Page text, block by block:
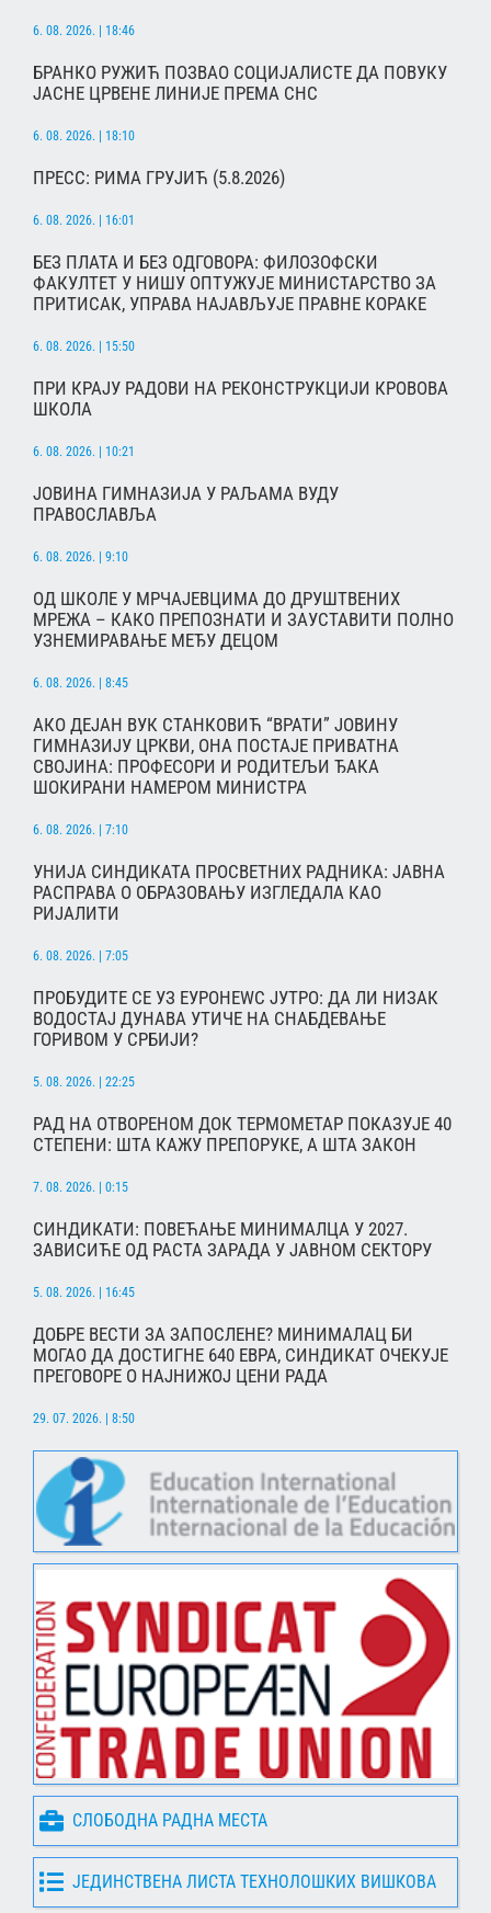
6. 08. 2026. | 18:46
БРАНКО РУЖИЋ ПОЗВАО СОЦИЈАЛИСТЕ ДА ПОВУКУ
ЈАСНЕ ЦРВЕНЕ ЛИНИЈЕ ПРЕМА СНС
6. 08. 2026. | 18:10
ПРЕСС: РИМА ГРУЈИЋ (5.8.2026)
6. 08. 2026. | 16:01
БЕЗ ПЛАТА И БЕЗ ОДГОВОРА: ФИЛОЗОФСКИ
ФАКУЛТЕТ У НИШУ ОПТУЖУЈЕ МИНИСТАРСТВО ЗА
ПРИТИСАК, УПРАВА НАЈАВЉУЈЕ ПРАВНЕ КОРАКЕ
6. 08. 2026. | 15:50
ПРИ КРАЈУ РАДОВИ НА РЕКОНСТРУКЦИЈИ КРОВОВА
ШКОЛА
6. 08. 2026. | 10:21
ЈОВИНА ГИМНАЗИЈА У РАЉАМА ВУДУ
ПРАВОСЛАВЉА
6. 08. 2026. | 9:10
ОД ШКОЛЕ У МРЧАЈЕВЦИМА ДО ДРУШТВЕНИХ
МРЕЖА – КАКО ПРЕПОЗНАТИ И ЗАУСТАВИТИ ПОЛНО
УЗНЕМИРАВАЊЕ МЕЂУ ДЕЦОМ
6. 08. 2026. | 8:45
АКО ДЕЈАН ВУК СТАНКОВИЋ “ВРАТИ” ЈОВИНУ
ГИМНАЗИЈУ ЦРКВИ, ОНА ПОСТАЈЕ ПРИВАТНА
СВОЈИНА: ПРОФЕСОРИ И РОДИТЕЉИ ЂАКА
ШОКИРАНИ НАМЕРОМ МИНИСТРА
6. 08. 2026. | 7:10
УНИЈА СИНДИКАТА ПРОСВЕТНИХ РАДНИКА: ЈАВНА
РАСПРАВА О ОБРАЗОВАЊУ ИЗГЛЕДАЛА КАО
РИЈАЛИТИ
6. 08. 2026. | 7:05
ПРОБУДИТЕ СЕ УЗ ЕУРОНЕWС ЈУТРО: ДА ЛИ НИЗАК
ВОДОСТАЈ ДУНАВА УТИЧЕ НА СНАБДЕВАЊЕ
ГОРИВОМ У СРБИЈИ?
5. 08. 2026. | 22:25
РАД НА ОТВОРЕНОМ ДОК ТЕРМОМЕТАР ПОКАЗУЈЕ 40
СТЕПЕНИ: ШТА КАЖУ ПРЕПОРУКЕ, А ШТА ЗАКОН
7. 08. 2026. | 0:15
СИНДИКАТИ: ПОВЕЋАЊЕ МИНИМАЛЦА У 2027.
ЗАВИСИЋЕ ОД РАСТА ЗАРАДА У ЈАВНОМ СЕКТОРУ
5. 08. 2026. | 16:45
ДОБРЕ ВЕСТИ ЗА ЗАПОСЛЕНЕ? МИНИМАЛАЦ БИ
МОГАО ДА ДОСТИГНЕ 640 ЕВРА, СИНДИКАТ ОЧЕКУЈЕ
ПРЕГОВОРЕ О НАЈНИЖОЈ ЦЕНИ РАДА
29. 07. 2026. | 8:50
СЛОБОДНА РАДНА МЕСТА
ЈЕДИНСТВЕНА ЛИСТА ТЕХНОЛОШКИХ ВИШКОВА